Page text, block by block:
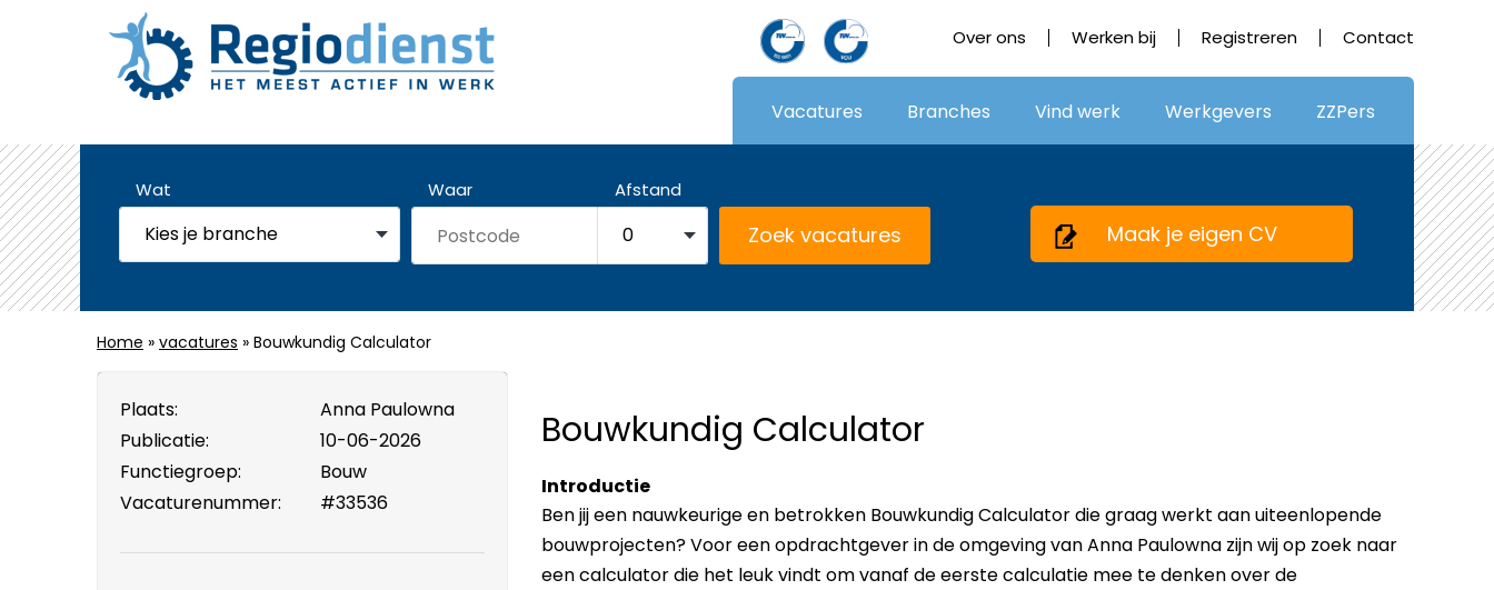
Over ons Werken bij Registreren Contact
Vacatures Branches Vind werk Werkgevers ZZPers
Wat Waar Afstand
Maak je eigen CV
Home » vacatures » Bouwkundig Calculator
Bouwkundig Calculator
Introductie
Ben jij een nauwkeurige en betrokken Bouwkundig Calculator die graag werkt aan uiteenlopende
bouwprojecten? Voor een opdrachtgever in de omgeving van Anna Paulowna zijn wij op zoek naar
een calculator die het leuk vindt om vanaf de eerste calculatie mee te denken over de
Plaats:
Anna Paulowna
Publicatie:
10-06-2026
Functiegroep:
Bouw
Vacaturenummer:
#33536